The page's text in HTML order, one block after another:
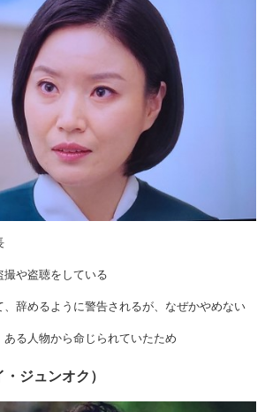
撮や盗聴をしている
、辞めるように警告されるが、なぜかやめない
る人物から命じられていたため
ジュンオク）